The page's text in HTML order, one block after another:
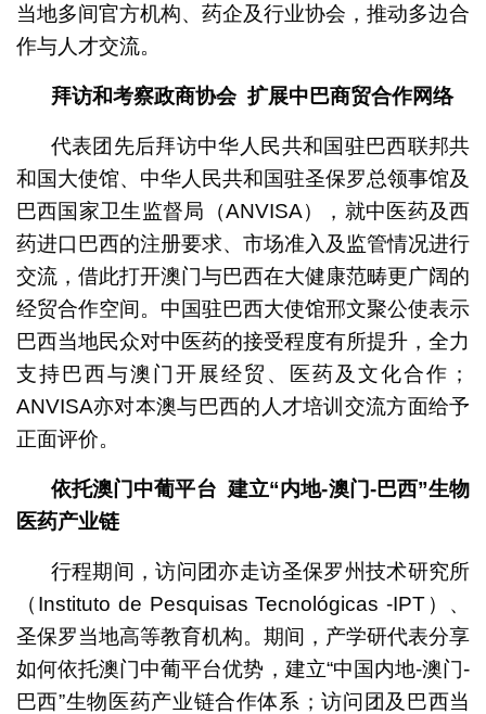
当地多间官方机构、药企及行业协会，推动多边合
作与人才交流。
拜访和考察政商协会 扩展中巴商贸合作网络
代表团先后拜访中华人民共和国驻巴西联邦共
和国大使馆、中华人民共和国驻圣保罗总领事馆及
巴西国家卫生监督局（ANVISA），就中医药及西
药进口巴西的注册要求、市场准入及监管情况进行
交流，借此打开澳门与巴西在大健康范畴更广阔的
经贸合作空间。中国驻巴西大使馆邢文聚公使表示
巴西当地民众对中医药的接受程度有所提升，全力
支持巴西与澳门开展经贸、医药及文化合作；
ANVISA亦对本澳与巴西的人才培训交流方面给予
正面评价。
依托澳门中葡平台 建立“内地-澳门-巴西”生物
医药产业链
行程期间，访问团亦走访圣保罗州技术研究所
（Instituto de Pesquisas Tecnológicas -IPT）、
圣保罗当地高等教育机构。期间，产学研代表分享
如何依托澳门中葡平台优势，建立“中国内地-澳门-
巴西”生物医药产业链合作体系；访问团及巴西当